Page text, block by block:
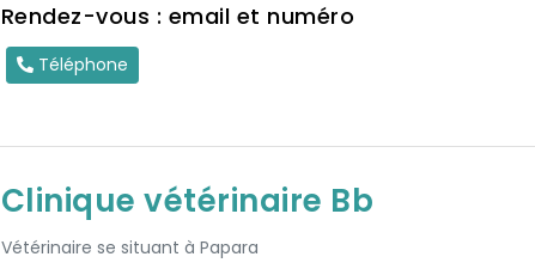
Rendez-vous : email et numéro
Téléphone
Clinique vétérinaire Bb
Vétérinaire se situant à Papara